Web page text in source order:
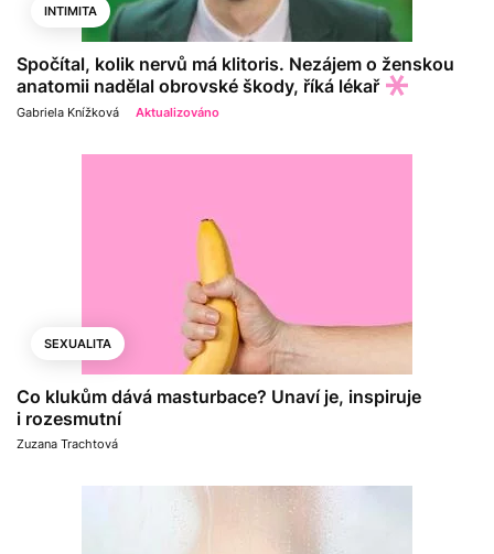
INTIMITA
Spočítal, kolik nervů má klitoris. Nezájem o ženskou
anatomii nadělal obrovské škody, říká lékař
Gabriela Knížková Aktualizováno
SEXUALITA
Co klukům dává masturbace? Unaví je, inspiruje
i rozesmutní
Zuzana Trachtová